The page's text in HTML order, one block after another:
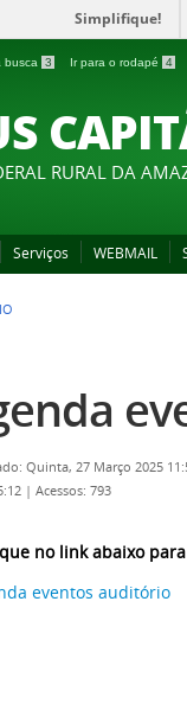
Simplifique!
busca 3 Ir para o rodapé 4
RURAL DA
Serviços WEBMAIL
Quinta, 27 Março 2025
| Acessos: 793
no link abaixo
eventos auditório